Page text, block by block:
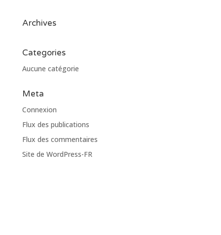
Archives
Categories
Aucune catégorie
Meta
Connexion
Flux des publications
Flux des commentaires
Site de WordPress-FR